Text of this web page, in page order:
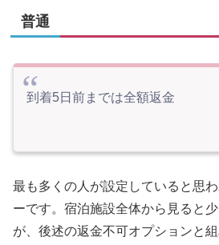
普通
到着5日前までは全額返金
最も多くの人が設定していると思
ーです。宿泊施設全体から見ると
が、後述の返金不可オプションと